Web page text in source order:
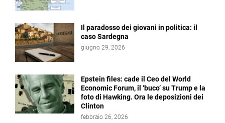
Il paradosso dei giovani in politica: il
caso Sardegna
giugno 29, 2026
Epstein files: cade il Ceo del World
Economic Forum, il ‘buco’ su Trump e la
foto di Hawking. Ora le deposizioni dei
Clinton
febbraio 26, 2026